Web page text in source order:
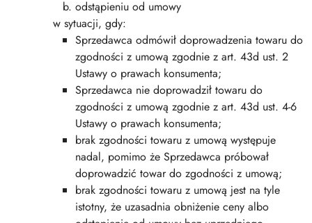
odstąpieniu od umowy
w sytuacji, gdy:
Sprzedawca odmówił doprowadzenia towaru do
zgodności z umową zgodnie z art. 43d ust. 2
Ustawy o prawach konsumenta;
Sprzedawca nie doprowadził towaru do
zgodności z umową zgodnie z art. 43d ust. 4-6
Ustawy o prawach konsumenta;
brak zgodności towaru z umową występuje
nadal, pomimo że Sprzedawca próbował
doprowadzić towar do zgodności z umową;
brak zgodności towaru z umową jest na tyle
istotny, że uzasadnia obniżenie ceny albo